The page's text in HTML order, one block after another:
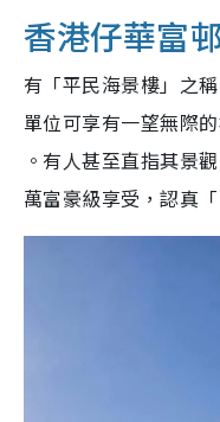
香港仔華富
有「平民海景樓」之
單位可享有一望無際
。有人甚至直指其景
萬富豪級享受，認真「